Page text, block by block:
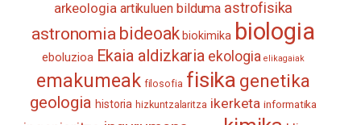
arkeologia artikuluen bilduma astrofisika
astronomia bideoak biokimika biologia
eboluzioa Ekaia aldizkaria ekologia elikagaiak
emakumeak filosofia fisika genetika
geologia historia hizkuntzalaritza ikerketa informatika